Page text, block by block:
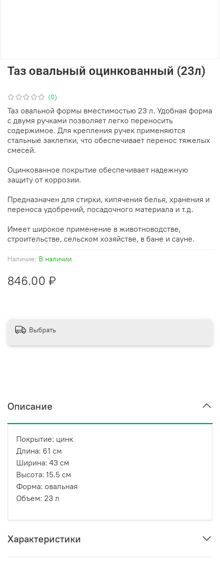
(0)
Наличие: В наличии
Таз овальный оцинкованный (23л)
846.00 ₽
Таз овальной формы вместимостью 23 л. Удобная форма
с двумя ручками позволяет легко переносить
содержимое. Для крепления ручек применяются
стальные заклепки, что обеспечивает перенос тяжелых
смесей.
Оцинкованное покрытие обеспечивает надежную
защиту от коррозии.
Предназначен для стирки, кипячения белья, хранения и
переноса удобрений, посадочного материала и т.д.
Имеет широкое применение в животноводстве,
строительстве, сельском хозяйстве, в бане и сауне.
Выбрать
Описание
Покрытие: цинк
Длина: 61 см
Ширина: 43 см
Высота: 15.5 см
Форма: овальная
Объем: 23 л
Характеристики